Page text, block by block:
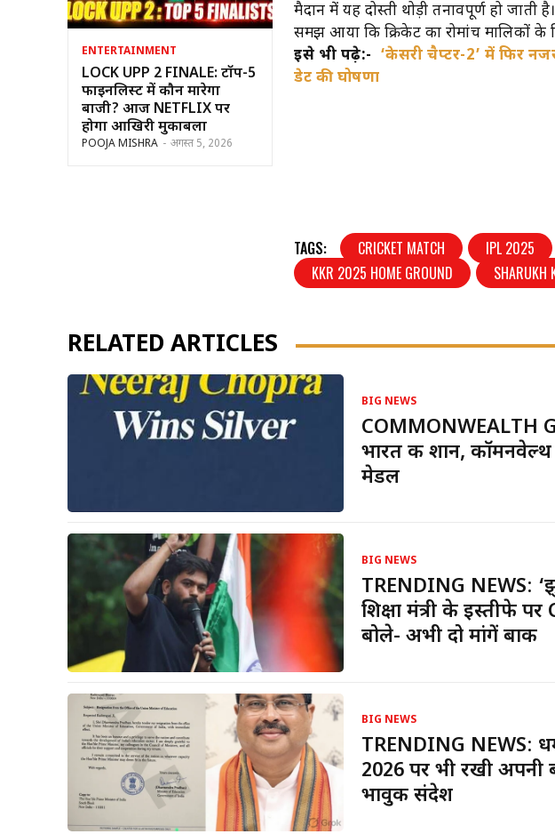
ENTERTAINMENT
LOCK UPP 2 FINALE: टॉप-5
फाइनलिस्ट में कौन मारेगा
बाजी? आज NETFLIX पर
होगा आखिरी मुकाबला
POOJA MISHRA - अगस्त 5, 2026
मैदान में यह दोस्ती थोड़ी तनावपूर्ण हो
समझ आया कि क्रिकेट का रोमांच मालिकों के
इसे भी पढ़े:- ‘केसरी चैप्टर-2’ में फिर
डेट की घोषणा
TAGS: CRICKET MATCH IPL 2025
KKR 2025 HOME GROUND
SHARUKH
RELATED ARTICLES
BIG NEWS
COMMONWEALTH
भारत की शान,
मेडल
BIG NEWS
TRENDING NEWS:
शिक्षा मंत्री के इस्तीफे
बोले- अभी दो मांगें बाकी
BIG NEWS
TRENDING NEWS:
2026 पर भी रखी अपनी
भावुक संदेश